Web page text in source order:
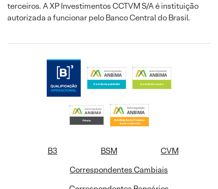
terceiros. A XP Investimentos CCTVM S/A é instituição
autorizada a funcionar pelo Banco Central do Brasil.
B3 BSM
CVM
Correspondentes Cambiais